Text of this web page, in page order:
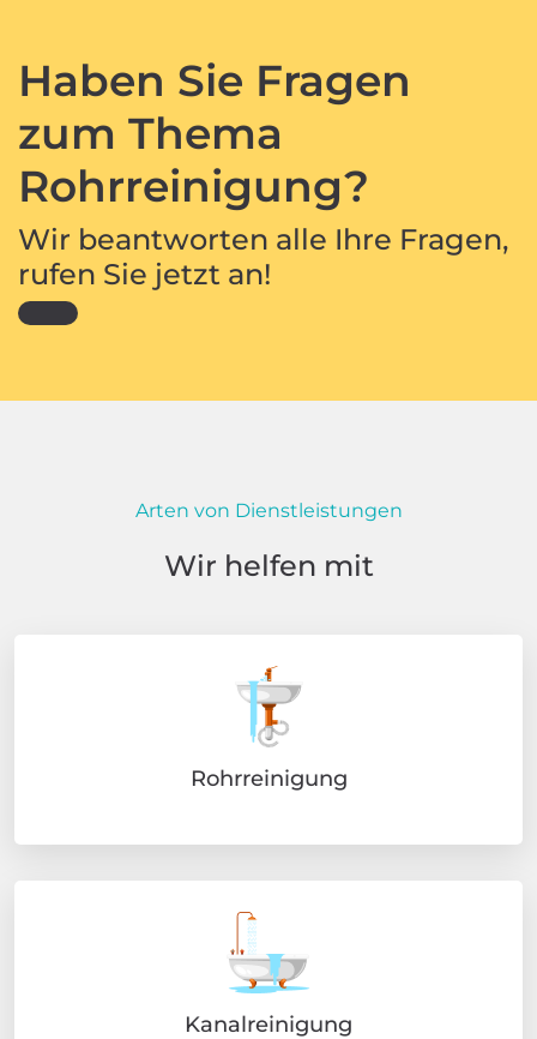
Haben Sie Fragen
zum Thema
Rohrreinigung?
Wir beantworten alle Ihre Fragen,
rufen Sie jetzt an!
Arten von Dienstleistungen
Wir helfen mit
Rohrreinigung
Kanalreinigung